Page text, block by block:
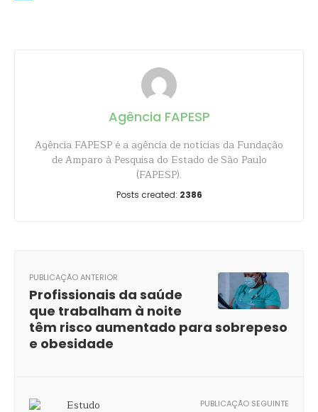
Agência FAPESP
Agência FAPESP é a agência de notícias da Fundação
de Amparo à Pesquisa do Estado de São Paulo
(FAPESP).
Posts created: 2386
PUBLICAÇÃO ANTERIOR
Profissionais da saúde
que trabalham à noite
têm risco aumentado para sobrepeso
e obesidade
PUBLICAÇÃO SEGUINTE